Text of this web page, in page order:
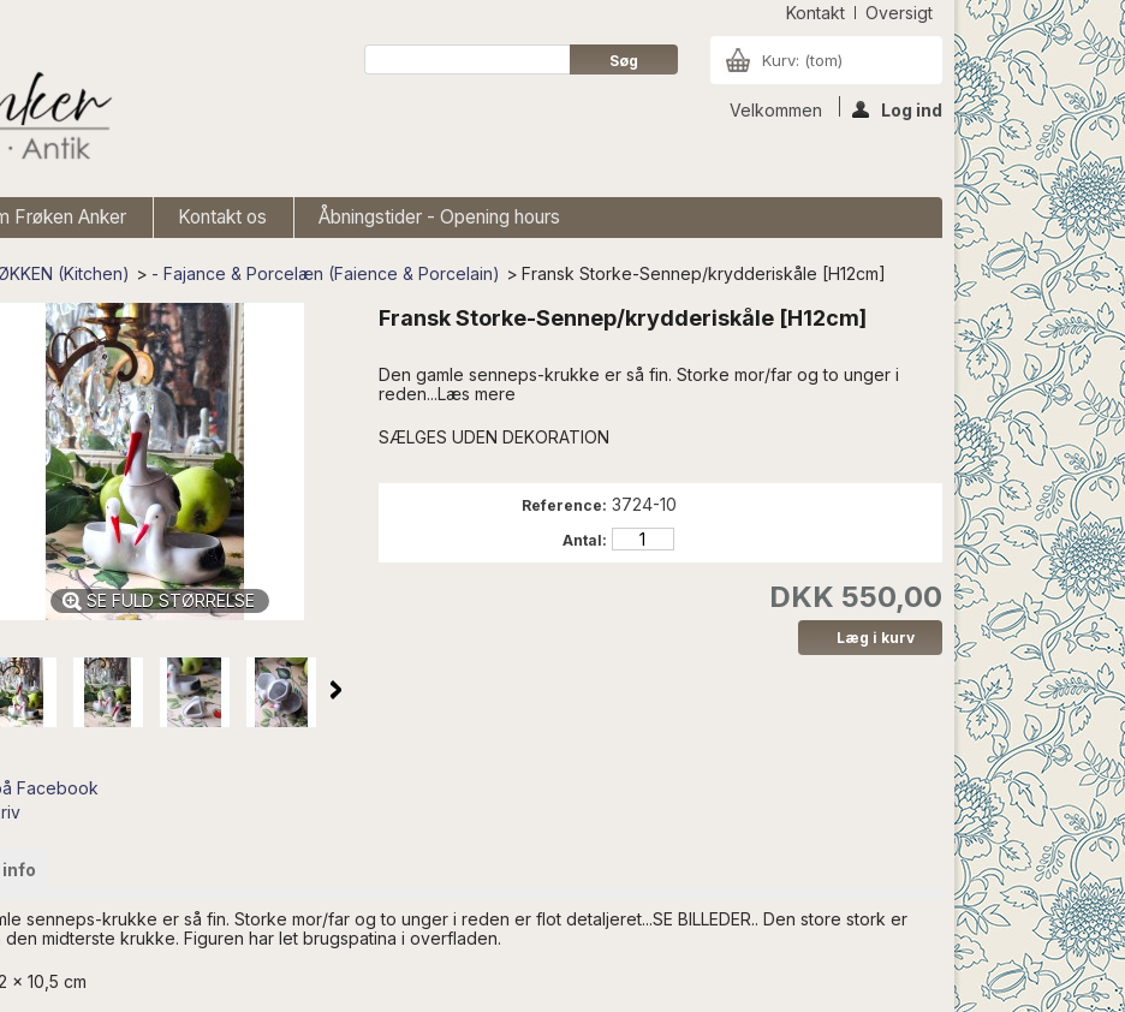
Kontakt Oversigt
Kurv: (tom)
Velkommen Log ind
Frøken Anker Kontakt os Åbningstider - Opening hours
(Kitchen) > - Fajance & Porcelæn (Faience & Porcelain) > Fransk Storke-Sennep/krydderiskåle [H12cm]
SE FULD STØRRELSE
Facebook
Fransk Storke-Sennep/krydderiskåle [H12cm]
Den gamle senneps-krukke er så fin. Storke mor/far og to unger i
reden...Læs mere
SÆLGES UDEN DEKORATION
Reference: 3724-10
Antal:
DKK 550,00
info
senneps-krukke er så fin. Storke mor/far og to unger i reden er flot detaljeret...SE BILLEDER.. Den store stork er
den midterste krukke. Figuren har let brugspatina i overfladen.
x 10,5 cm